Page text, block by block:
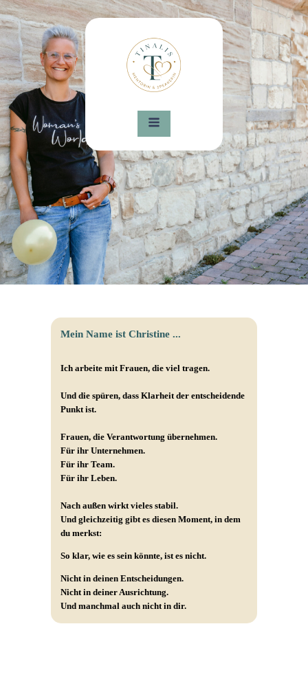
Mein Name ist Christine ...
Ich arbeite mit Frauen, die viel tragen.
Und die spüren, dass Klarheit der entscheidende
Punkt ist.
Frauen, die Verantwortung übernehmen.
Für ihr Unternehmen.
Für ihr Team.
Für ihr Leben.
Nach außen wirkt vieles stabil.
Und gleichzeitig gibt es diesen Moment, in dem
du merkst:
So klar, wie es sein könnte, ist es nicht.
Nicht in deinen Entscheidungen.
Nicht in deiner Ausrichtung.
Und manchmal auch nicht in dir.